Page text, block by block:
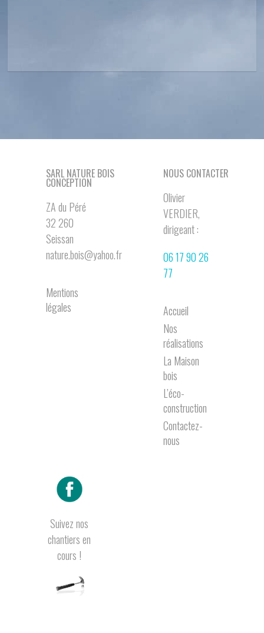
SARL NATURE BOIS
CONCEPTION
ZA du Péré
32 260
Seissan
nature.bois@yahoo.fr
Mentions
légales
NOUS CONTACTER
Olivier
VERDIER,
dirigeant :
06 17 90 26
77
Accueil
Nos
réalisations
La Maison
bois
L’éco-
construction
Contactez-
nous
Suivez nos
chantiers en
cours !